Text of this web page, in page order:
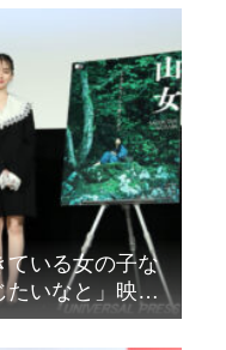
ている女の子な
いなと」映画